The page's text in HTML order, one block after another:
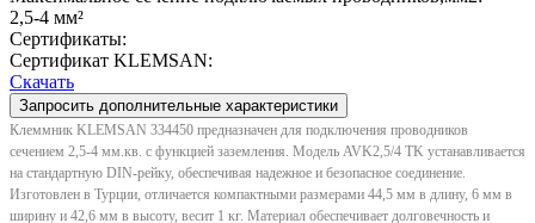
2,5-4 мм²
Сертификаты:
Сертификат KLEMSAN:
Скачать
Запросить дополнительные характеристики
Клеммник KLEMSAN 334450 предназначен для подключения проводников
сечением 2,5-4 мм.кв. с функцией заземления. Модель AVK2,5/4 TK устанавливается
на стандартную DIN-рейку, обеспечивая надежное и безопасное соединение.
Изготовлен в Турции, отличается компактными размерами 44,5 мм в длину, 6 мм в
ширину и 42,6 мм в высоту, весит 1 кг. Материал обеспечивает долговечность и